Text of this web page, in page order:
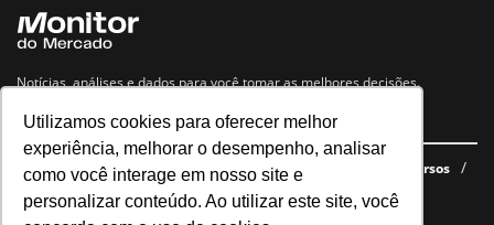
Utilizamos cookies para oferecer melhor
experiência, melhorar o desempenho, analisar
como você interage em nosso site e
personalizar conteúdo. Ao utilizar este site, você
Notícias, análises e dados para você tomar as melhores decisões.
Navegue no site
Últimas notícias Quem somos E-books gratuitos
Cursos
Política de privacidade